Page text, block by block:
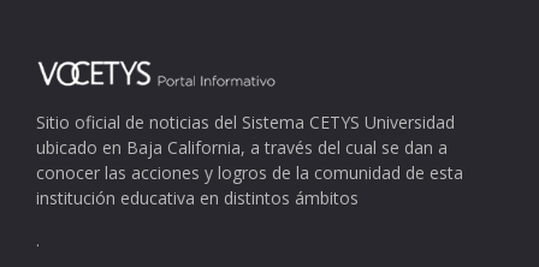
Sitio oficial de noticias del Sistema CETYS Universidad
ubicado en Baja California, a través del cual se dan a
conocer las acciones y logros de la comunidad de esta
institución educativa en distintos ámbitos
.